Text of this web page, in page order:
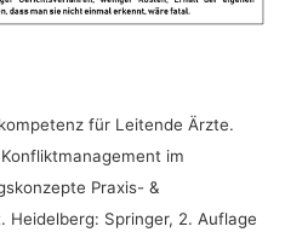
für Leitende Ärzte.
im
Praxis- &
Heidelberg: Springer, 2. Auflage